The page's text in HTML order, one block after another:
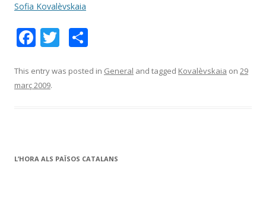
Sofia Kovalèvskaia
F
e
b
k
T
itt m
ix
This entry was posted in General and tagged Kovalèvskaia on 29
març 2009.
L’HORA ALS PAÏSOS CATALANS